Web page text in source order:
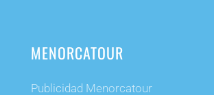
MENORCATOUR
Publicidad Menorcatour